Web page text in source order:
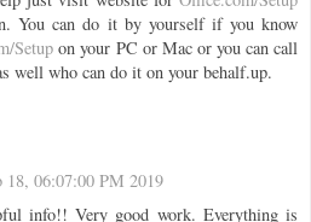
You can do it by yourself if you know
Setup on your PC or Mac or you can call
well who can do it on your behalf.up.
18, 06:07:00 PM 2019
info!! Very good work. Everything is